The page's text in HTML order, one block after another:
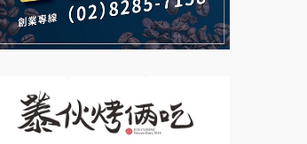
說明會
微風亭鐵板燒加盟說明會
【曉妍美妝】誠徵行政櫃檯
義氣豐發雞加盟說明會
白鬍泡泡 BOHO POPO加盟說
明會